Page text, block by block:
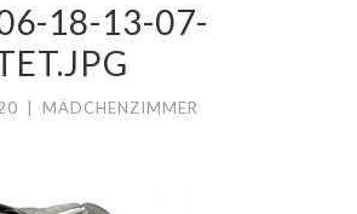
18-13-07-
MÄDCHENZIMMER